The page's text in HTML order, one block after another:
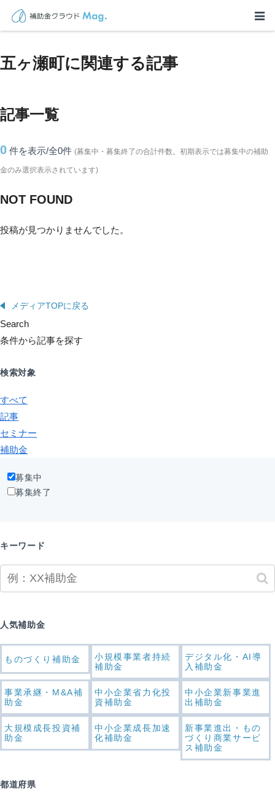
TOP > 補助金・助成金詳細>宮崎県
五ヶ瀬町に関連する記事
記事一覧
0 件を表示/全0件 (募集中・募集終了の合計件数。初期表示では募集中の補助
金のみ選択表示されています)
NOT FOUND
投稿が見つかりませんでした。
メディアTOPに戻る
Search
条件から記事を探す
検索対象
すべて
記事
セミナー
補助金
募集中
募集終了
キーワード
人気補助金
ものづくり補助金
小規模事業者持続
補助金
デジタル化・AI導
入補助金
事業承継・M&A補
助金
中小企業省力化投
資補助金
中小企業新事業進
出補助金
大規模成長投資補
助金
中小企業成長加速
化補助金
新事業進出・もの
づくり商業サービ
ス補助金
都道府県